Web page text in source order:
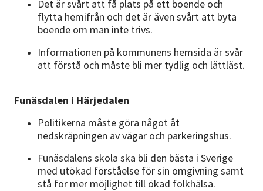
Det är svårt att få plats på ett boende och
flytta hemifrån och det är även svårt att byta
boende om man inte trivs.
Informationen på kommunens hemsida är svår
att förstå och måste bli mer tydlig och lättläst.
Funäsdalen i Härjedalen
Politikerna måste göra något åt
nedskräpningen av vägar och parkeringshus.
Funäsdalens skola ska bli den bästa i Sverige
med utökad förståelse för sin omgivning samt
stå för mer möjlighet till ökad folkhälsa.